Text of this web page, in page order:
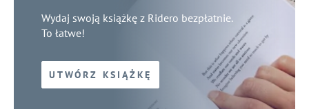
Wydaj swoją książkę z Ridero bezpłatnie.
To łatwe!
UTWÓRZ KSIĄŻKĘ